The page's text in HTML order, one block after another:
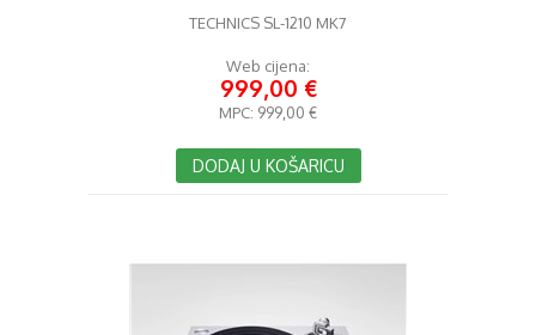
TECHNICS SL-1210 MK7
Web cijena:
999,00 €
MPC: 999,00 €
DODAJ U KOŠARICU